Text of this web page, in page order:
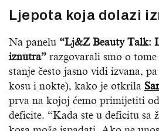
Ljepota koja dolazi
Na panelu “Lj&Z Beauty Talk:
iznutra” razgovarali smo o
stanje često jasno vidi izvana,
kosu i nokte), kako je otkrila
prva na kojoj ćemo primijetiti
deficite. “Kada ste u deficitu sa